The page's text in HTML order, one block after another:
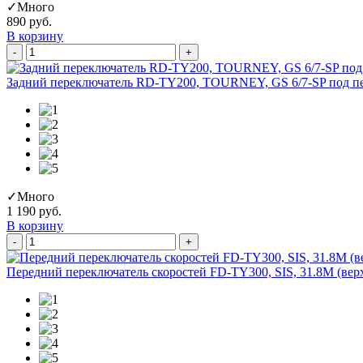
✓Много
890 руб.
В корзину
- +
Задний переключатель RD-TY200, TOURNEY, GS 6/7-SP под
✓Много
1 190 руб.
В корзину
- +
Передний переключатель скоростей FD-TY300, SIS, 31.8M